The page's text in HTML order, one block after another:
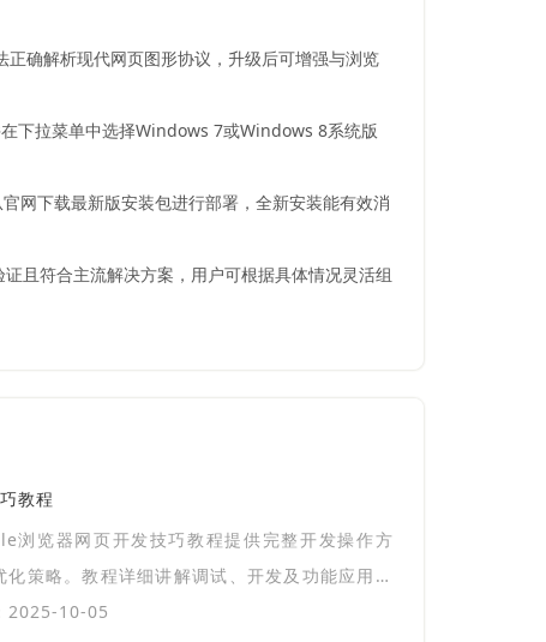
确解析现代网页图形协议，升级后可增强与浏览
下拉菜单中选择Windows 7或Windows 8系统版
下载最新版安装包进行部署，全新安装能有效消
且符合主流解决方案，用户可根据具体情况灵活组
教程
浏览器网页开发技巧教程提供完整开发操作方
化策略。教程详细讲解调试、开发及功能应用技
助开发者高效完成任务。
2025-10-05